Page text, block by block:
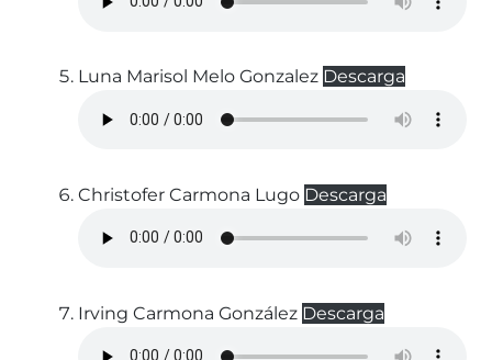
Luna Marisol Melo Gonzalez Descarga
Christofer Carmona Lugo Descarga
Irving Carmona González Descarga